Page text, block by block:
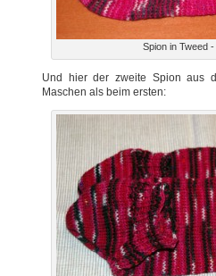
Spion in Tweed -
Und hier der zweite Spion aus
Maschen als beim ersten: